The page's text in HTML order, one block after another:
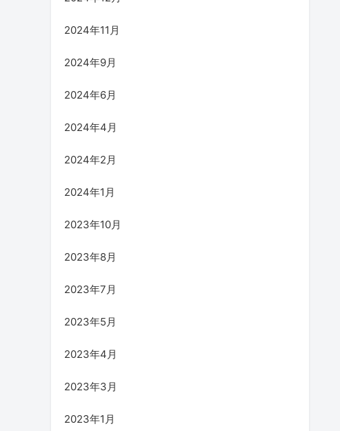
2024年11月
2024年9月
2024年6月
2024年4月
2024年2月
2024年1月
2023年10月
2023年8月
2023年7月
2023年5月
2023年4月
2023年3月
2023年1月